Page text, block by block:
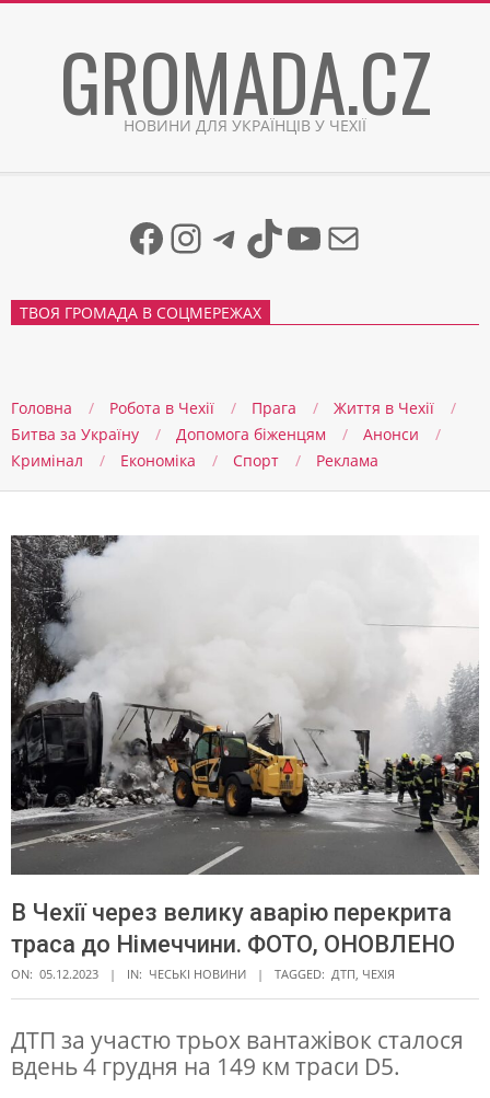
GROMADA.CZ
НОВИНИ ДЛЯ УКРАЇНЦІВ У ЧЕХІЇ
Facebook
Instagram
Telegram
TikTok
YouTube
Mail
ТВОЯ ГРОМАДА В СОЦМЕРЕЖАХ
Головна Робота в Чехії Прага
Життя в Чеxії
Битва за Україну
Допомога біженцям
Анонси
Кримінал
Економіка Спорт Реклама
В Чехії через велику аварію перекрита
траса до Німеччини. ФОТО, ОНОВЛЕНО
ON: 05.12.2023 IN: ЧЕСЬКІ НОВИНИ TAGGED: ДТП, ЧЕХІЯ
В
ДТП за участю трьох вантажівок сталося
вдень 4 грудня на 149 км траси D5.